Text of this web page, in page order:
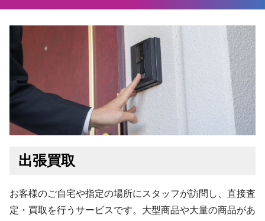
出張買取
お客様のご自宅や指定の場所にスタッフが訪問し、直接査
定・買取を行うサービスです。大型商品や大量の商品があ